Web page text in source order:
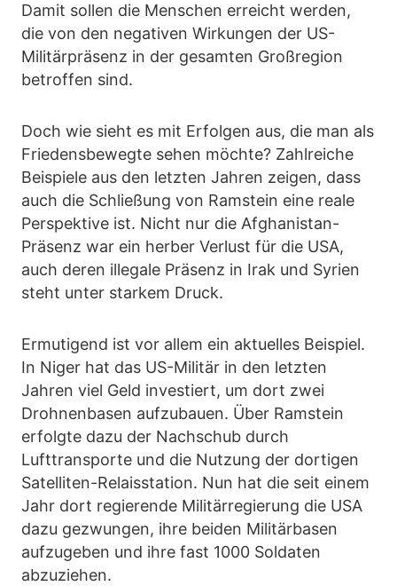
Damit sollen die Menschen erreicht werden,
die von den negativen Wirkungen der US-
Militärpräsenz in der gesamten Großregion
betroffen sind.
Doch wie sieht es mit Erfolgen aus, die man als
Friedensbewegte sehen möchte? Zahlreiche
Beispiele aus den letzten Jahren zeigen, dass
auch die Schließung von Ramstein eine reale
Perspektive ist. Nicht nur die Afghanistan-
Präsenz war ein herber Verlust für die USA,
auch deren illegale Präsenz in Irak und Syrien
steht unter starkem Druck.
Ermutigend ist vor allem ein aktuelles Beispiel.
In Niger hat das US-Militär in den letzten
Jahren viel Geld investiert, um dort zwei
Drohnenbasen aufzubauen. Über Ramstein
erfolgte dazu der Nachschub durch
Lufttransporte und die Nutzung der dortigen
Satelliten-Relaisstation. Nun hat die seit einem
Jahr dort regierende Militärregierung die USA
dazu gezwungen, ihre beiden Militärbasen
aufzugeben und ihre fast 1000 Soldaten
abzuziehen.